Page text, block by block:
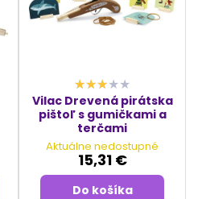
Vilac Drevená pirátska
pištoľ s gumičkami a
terčami
Aktuálne nedostupné
15,31 €
Do košíka